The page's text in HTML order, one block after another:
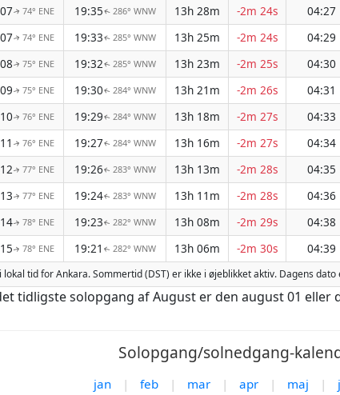
↑ 74° ENE 19:35↑ 286° WNW 13h 28m -2m 24s 04:27
↑ 74° ENE 19:33↑ 285° WNW 13h 25m -2m 24s 04:29
↑ 75° ENE 19:32↑ 285° WNW 13h 23m -2m 25s 04:30
↑ 75° ENE 19:30↑ 284° WNW 13h 21m -2m 26s 04:31
↑ 76° ENE 19:29↑ 284° WNW 13h 18m -2m 27s 04:33
↑ 76° ENE 19:27↑ 284° WNW 13h 16m -2m 27s 04:34
↑ 77° ENE 19:26↑ 283° WNW 13h 13m -2m 28s 04:35
↑ 77° ENE 19:24↑ 283° WNW 13h 11m -2m 28s 04:36
↑ 78° ENE 19:23↑ 282° WNW 13h 08m -2m 29s 04:38
↑ 78° ENE 19:21 ↑ 282° WNW 13h 06m -2m 30s 04:39
tid for Ankara. Sommertid (DST) er ikke i øjeblikket aktiv. Dagens dato
tidligste solopgang af August er den august 01 eller
Solopgang/solnedgang-
jan | feb | mar | apr | maj |